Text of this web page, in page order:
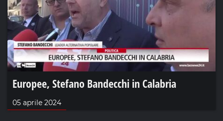
Europee, Stefano Bandecchi in Calabria
05 aprile 2024